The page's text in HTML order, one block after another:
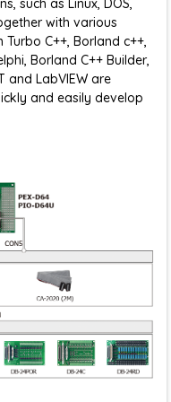
such as Linux, DOS,
with various
C++, Borland c++,
Borland C++ Builder,
and LabVIEW are
and easily develop